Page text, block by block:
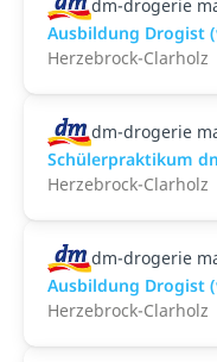
dm-drogerie
Ausbildung Drogist
Herzebrock-Clarholz
dm-drogerie
Schülerpraktikum
Herzebrock-Clarholz
dm-drogerie
Ausbildung Drogist
Herzebrock-Clarholz